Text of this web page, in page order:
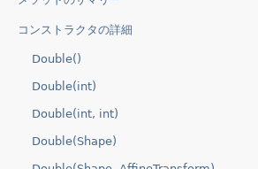
コンストラクタの詳細
Double()
Double(int)
Double(int, int)
Double(Shape)